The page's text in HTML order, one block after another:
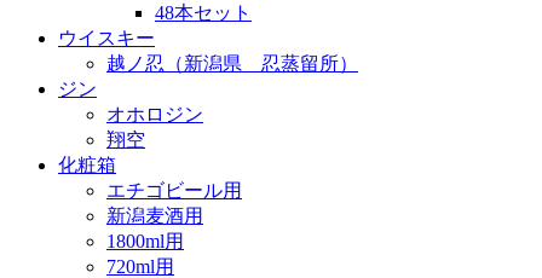
48本セット
ウイスキー
越ノ忍（新潟県 忍蒸留所）
ジン
オホロジン
翔空
化粧箱
エチゴビール用
新潟麦酒用
1800ml用
720ml用